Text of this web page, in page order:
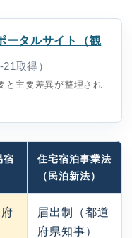
ータルサイト（観
21取得）
と主要差異が整理され
宿
住宅宿泊事業法
（民泊新法）
届出制（都道
府県知事）